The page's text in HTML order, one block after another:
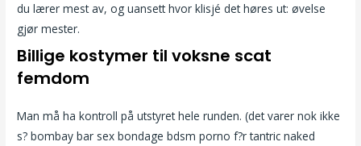
du lærer mest av, og uansett hvor klisjé det høres ut: øvelse
gjør mester.
Billige kostymer til voksne scat
femdom
Man må ha kontroll på utstyret hele runden. (det varer nok ikke
s? bombay bar sex bondage bdsm porno f?r tantric naked